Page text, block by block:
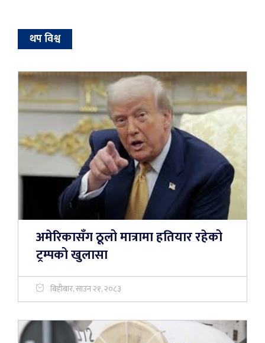
थप विश्व
अमेरिकासँग ठूलो मात्रामा हतियार रहेको
ट्रम्पको खुलासा
बिहीबार, साउन २१, २०८३